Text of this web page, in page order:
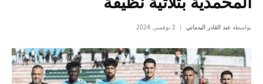
بواسطة عبد القادر اليدماني 2 نوفمبر، 2024